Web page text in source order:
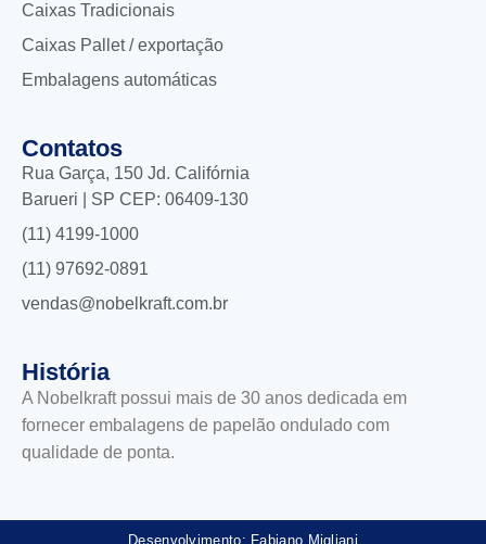
Caixas Tradicionais
Caixas Pallet / exportação
Embalagens automáticas
Contatos
Rua Garça, 150 Jd. Califórnia
Barueri | SP CEP: 06409-130
(11) 4199-1000
(11) 97692-0891
vendas@nobelkraft.com.br
História
A Nobelkraft possui mais de 30 anos dedicada em
fornecer embalagens de papelão ondulado com
qualidade de ponta.
Desenvolvimento: Fabiano Migliani